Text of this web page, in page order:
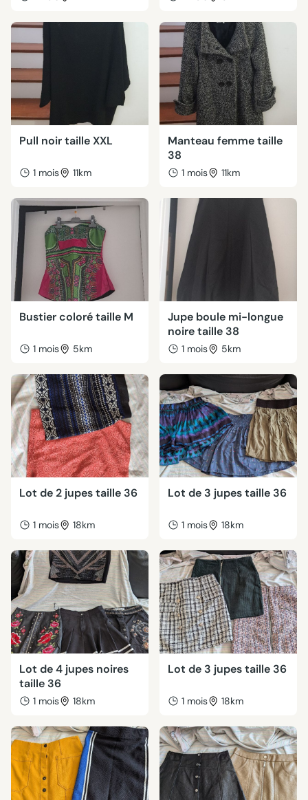
Pull noir taille XXL
1 mois 11km
Manteau femme taille
38
1 mois 11km
Bustier coloré taille M
1 mois 5km
Jupe boule mi-longue
noire taille 38
1 mois 5km
Lot de 2 jupes taille 36
1 mois 18km
Lot de 3 jupes taille 36
1 mois 18km
Lot de 4 jupes noires
taille 36
1 mois 18km
Lot de 3 jupes taille 36
1 mois 18km